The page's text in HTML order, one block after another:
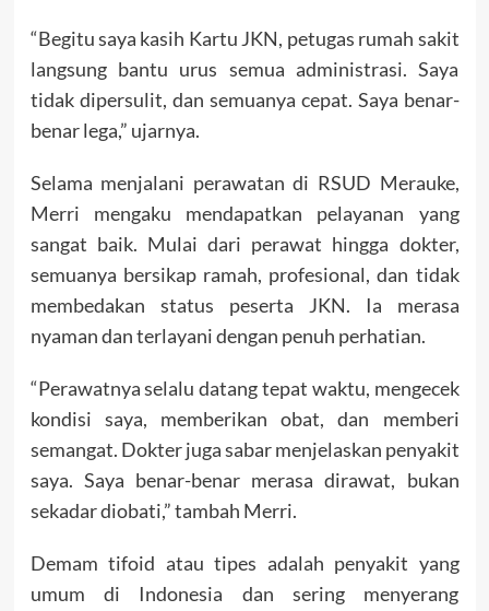
“Begitu saya kasih Kartu JKN, petugas rumah sakit
langsung bantu urus semua administrasi. Saya
tidak dipersulit, dan semuanya cepat. Saya benar-
benar lega,” ujarnya.
Selama menjalani perawatan di RSUD Merauke,
Merri mengaku mendapatkan pelayanan yang
sangat baik. Mulai dari perawat hingga dokter,
semuanya bersikap ramah, profesional, dan tidak
membedakan status peserta JKN. Ia merasa
nyaman dan terlayani dengan penuh perhatian.
“Perawatnya selalu datang tepat waktu, mengecek
kondisi saya, memberikan obat, dan memberi
semangat. Dokter juga sabar menjelaskan penyakit
saya. Saya benar-benar merasa dirawat, bukan
sekadar diobati,” tambah Merri.
Demam tifoid atau tipes adalah penyakit yang
umum di Indonesia dan sering menyerang